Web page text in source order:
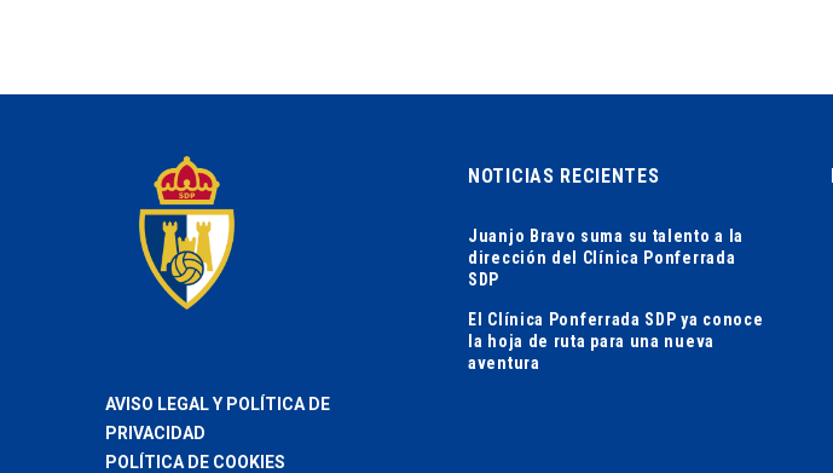
AVISO LEGAL Y POLÍTICA DE
PRIVACIDAD
POLÍTICA DE COOKIES
NOTICIAS RECIENTES
Juanjo Bravo suma su talento a la
dirección del Clínica Ponferrada
SDP
El Clínica Ponferrada SDP ya conoce
la hoja de ruta para una nueva
aventura